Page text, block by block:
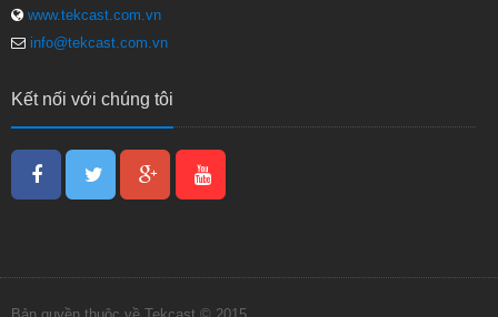
www.tekcast.com.vn
info@tekcast.com.vn
Kết nối với chúng tôi